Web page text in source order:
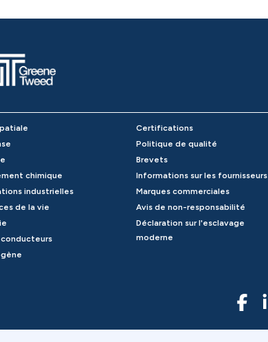
chimique
industrielles
de la vie
Certifications
Politique de qualité
Brevets
Informations sur les fournisseurs
Marques commerciales
Avis de non-responsabilité
Déclaration sur l'esclavage
moderne